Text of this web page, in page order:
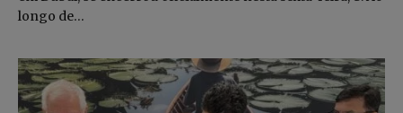
longo de…